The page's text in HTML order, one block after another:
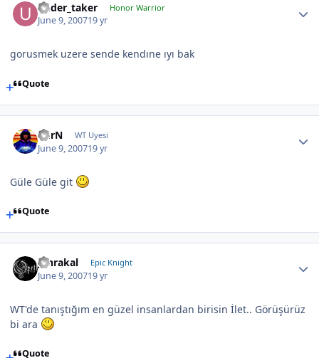
under_taker Honor Warrior
June 9, 200719 yr
gorusmek uzere sende kendıne ıyı bak
Quote
BurN WT Uyesi
June 9, 200719 yr
Güle Güle git
Quote
Jahrakal Epic Knight
June 9, 200719 yr
WT'de tanıştığım en güzel insanlardan birisin İlet.. Görüşürüz
bi ara
Quote